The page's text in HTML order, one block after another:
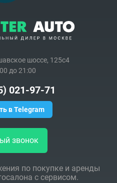
шоссе, 125с4
до 21:00
021-97-71
в Telegram
звонок
по покупке и аренды
с сервисом.